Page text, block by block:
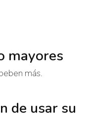
mayores
más.
de usar su